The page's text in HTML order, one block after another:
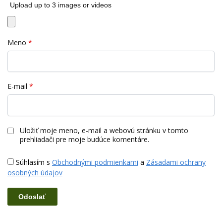
Upload up to 3 images or videos
Meno *
E-mail *
Uložiť moje meno, e-mail a webovú stránku v tomto
prehliadači pre moje budúce komentáre.
Súhlasím s Obchodnými podmienkami a Zásadami ochrany
osobných údajov